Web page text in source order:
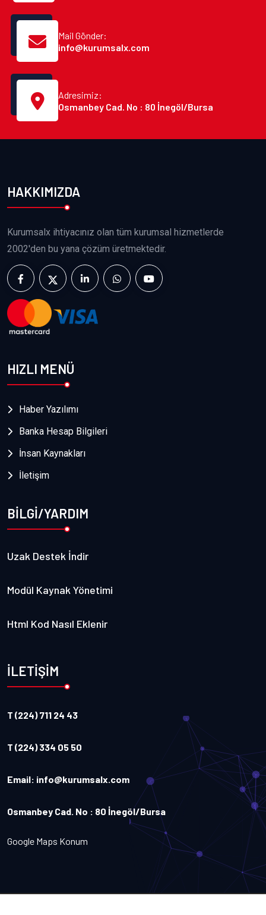
Mail Gönder:
info@kurumsalx.com
Adresimiz:
Osmanbey Cad. No : 80 İnegöl/Bursa
HAKKIMIZDA
Kurumsalx ihtiyacınız olan tüm kurumsal hizmetlerde
2002'den bu yana çözüm üretmektedir.
HIZLI MENÜ
Haber Yazılımı
Banka Hesap Bilgileri
İnsan Kaynakları
İletişim
BİLGİ/YARDIM
Uzak Destek İndir
Modül Kaynak Yönetimi
Html Kod Nasıl Eklenir
İLETİŞİM
T (224) 711 24 43
T (224) 334 05 50
Email: info@kurumsalx.com
Osmanbey Cad. No : 80 İnegöl/Bursa
Google Maps Konum